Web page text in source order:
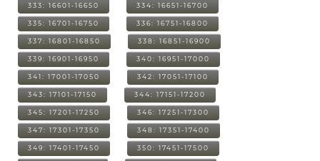
333: 16601-16650 334: 16651-16700
335: 16701-16750 336: 16751-16800
337: 16801-16850 338: 16851-16900
339: 16901-16950 340: 16951-17000
341: 17001-17050 342: 17051-17100
343: 17101-17150 344: 17151-17200
345: 17201-17250 346: 17251-17300
347: 17301-17350 348: 17351-17400
349: 17401-17450 350: 17451-17500